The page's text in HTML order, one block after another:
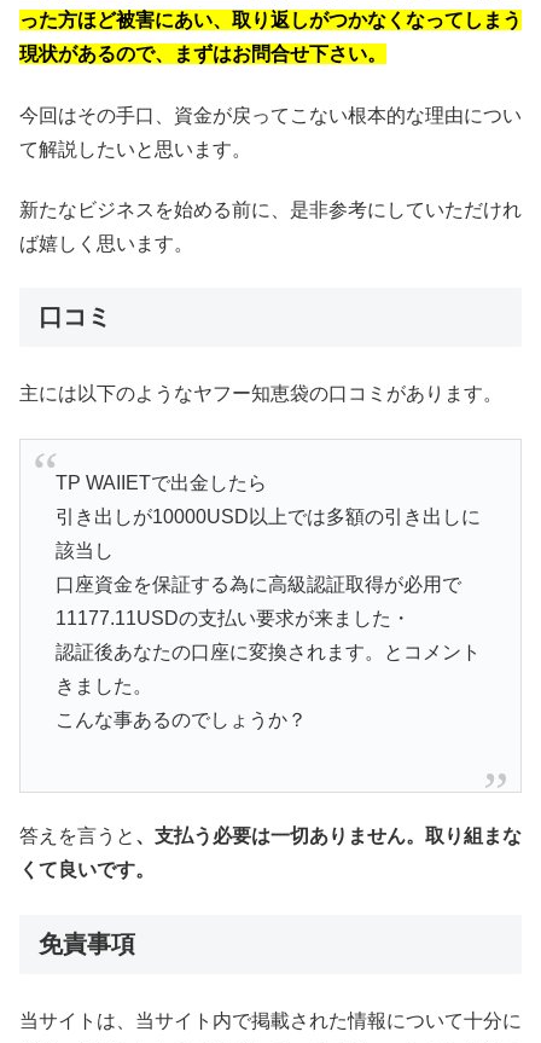
った方ほど被害にあい、取り返しがつかなくなってしまう
現状があるので、まずはお問合せ下さい。
今回はその手口、資金が戻ってこない根本的な理由につい
て解説したいと思います。
新たなビジネスを始める前に、是非参考にしていただけれ
ば嬉しく思います。
口コミ
主には以下のようなヤフー知恵袋の口コミがあります。
TP WAIIETで出金したら
引き出しが10000USD以上では多額の引き出しに
該当し
口座資金を保証する為に高級認証取得が必用で
11177.11USDの支払い要求が来ました・
認証後あなたの口座に変換されます。とコメント
きました。
こんな事あるのでしょうか？
答えを言うと 、支払う必要は一切ありません。取り組まな
くて良いです。
免責事項
当サイトは、当サイト内で掲載された情報について十分に